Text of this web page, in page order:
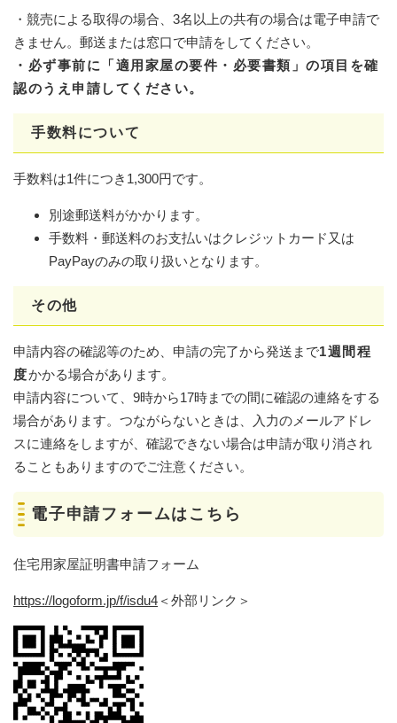
・競売による取得の場合、3名以上の共有の場合は電子申請で
きません。郵送または窓口で申請をしてください。
・必ず事前に「適用家屋の要件・必要書類」の項目を確
認のうえ申請してください。
手数料について
手数料は1件につき1,300円です。
別途郵送料がかかります。
手数料・郵送料のお支払いはクレジットカード又は
PayPayのみの取り扱いとなります。
その他
申請内容の確認等のため、申請の完了から発送まで1週間程
度かかる場合があります。
申請内容について、9時から17時までの間に確認の連絡をする
場合があります。つながらないときは、入力のメールアドレ
スに連絡をしますが、確認できない場合は申請が取り消され
ることもありますのでご注意ください。
電子申請フォームはこちら
住宅用家屋証明書申請フォーム
https://logoform.jp/f/isdu4 ＜外部リンク＞